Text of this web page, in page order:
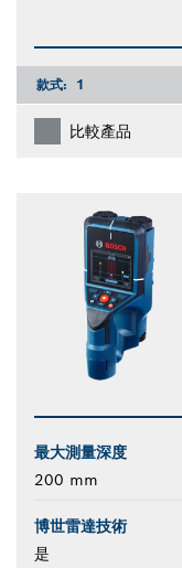
款式: 1
比較產品
最大測量深度
200 mm
博世雷達技術
是